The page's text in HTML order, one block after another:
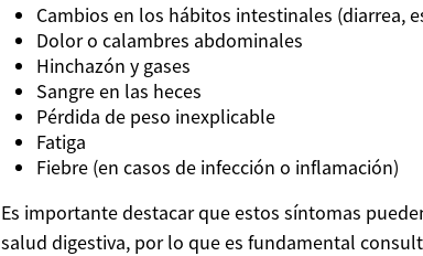
Cambios en los hábitos intestinales (diarrea,
Dolor o calambres abdominales
Hinchazón y gases
Sangre en las heces
Pérdida de peso inexplicable
Fatiga
Fiebre (en casos de infección o inflamación)
Es importante destacar que estos síntomas
salud digestiva, por lo que es fundamental